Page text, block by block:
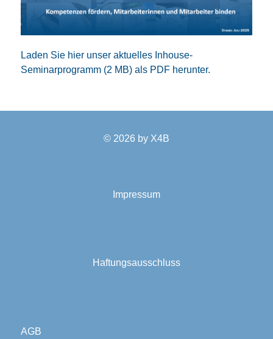
Laden Sie hier unser aktuelles Inhouse-
Seminarprogramm (2 MB) als PDF herunter.
© 2026 by X4B
Impressum
Haftungsausschluss
AGB